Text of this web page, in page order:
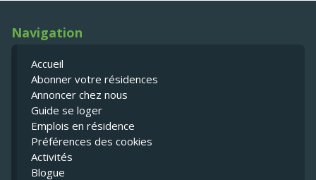
Navigation
Accueil
Abonner votre résidences
Annoncer chez nous
Guide se loger
Emplois en résidence
Préférences des cookies
Activités
Blogue